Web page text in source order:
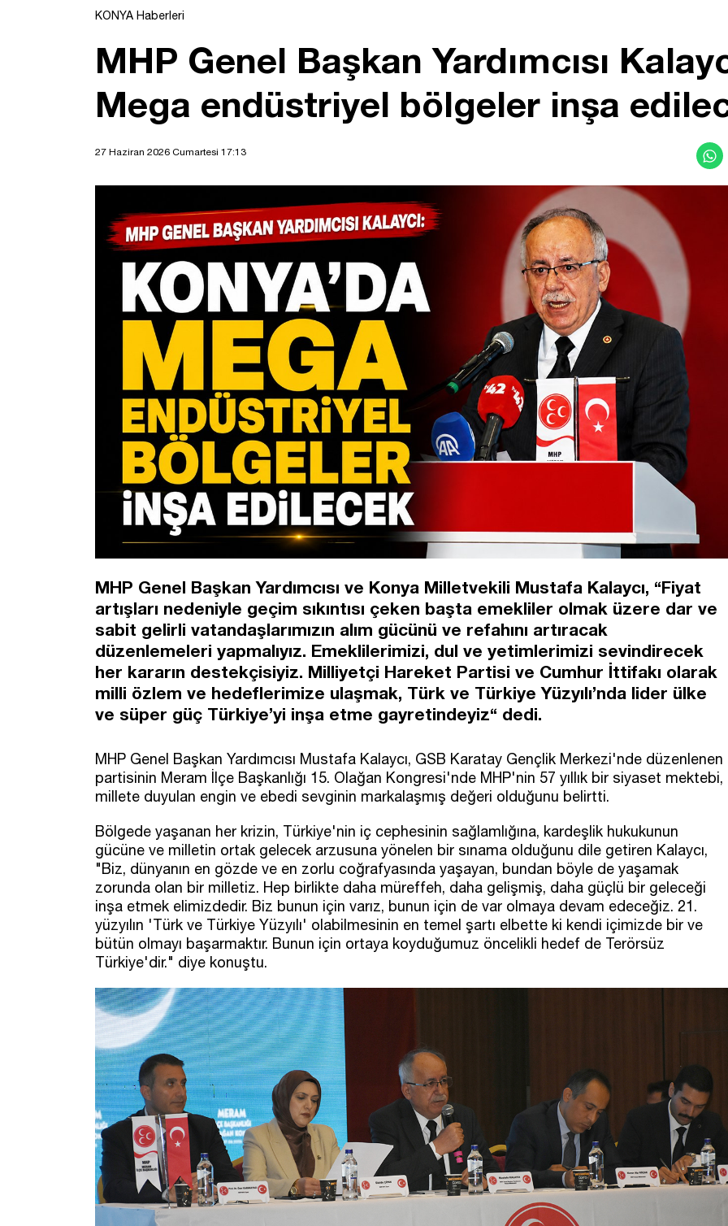
KONYA Haberleri
MHP Genel Başkan Yardımcısı
Mega endüstriyel bölgeler inşa
27 Haziran 2026 Cumartesi 17:13
MHP Genel Başkan Yardımcısı ve Konya Milletvekili Mustafa Kalaycı, “Fiyat
artışları nedeniyle geçim sıkıntısı çeken başta emekliler olmak üzere dar ve
sabit gelirli vatandaşlarımızın alım gücünü ve refahını artıracak
düzenlemeleri yapmalıyız. Emeklilerimizi, dul ve yetimlerimizi sevindirecek
her kararın destekçisiyiz. Milliyetçi Hareket Partisi ve Cumhur İttifakı olarak
milli özlem ve hedeflerimize ulaşmak, Türk ve Türkiye Yüzyılı’nda lider ülke
ve süper güç Türkiye’yi inşa etme gayretindeyiz“ dedi.
MHP Genel Başkan Yardımcısı Mustafa Kalaycı, GSB Karatay Gençlik Merkezi'nde düzenlenen
partisinin Meram İlçe Başkanlığı 15. Olağan Kongresi'nde MHP'nin 57 yıllık bir siyaset mektebi,
millete duyulan engin ve ebedi sevginin markalaşmış değeri olduğunu belirtti.
Bölgede yaşanan her krizin, Türkiye'nin iç cephesinin sağlamlığına, kardeşlik hukukunun
gücüne ve milletin ortak gelecek arzusuna yönelen bir sınama olduğunu dile getiren Kalaycı,
"Biz, dünyanın en gözde ve en zorlu coğrafyasında yaşayan, bundan böyle de yaşamak
zorunda olan bir milletiz. Hep birlikte daha müreffeh, daha gelişmiş, daha güçlü bir geleceği
inşa etmek elimizdedir. Biz bunun için varız, bunun için de var olmaya devam edeceğiz. 21.
yüzyılın 'Türk ve Türkiye Yüzyılı' olabilmesinin en temel şartı elbette ki kendi içimizde bir ve
bütün olmayı başarmaktır. Bunun için ortaya koyduğumuz öncelikli hedef de Terörsüz
Türkiye'dir." diye konuştu.